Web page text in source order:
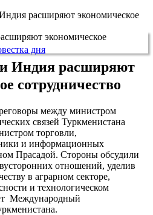
расширяют экономическое
дня
Индия расширяют
сотрудничество
между министром
связей Туркменистана
торговли,
и информационных
Прасадой. Стороны обсудили
отношений, уделив
в аграрном секторе,
и технологическом
Международный